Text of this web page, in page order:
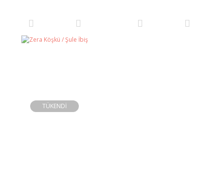
TÜKENDİ